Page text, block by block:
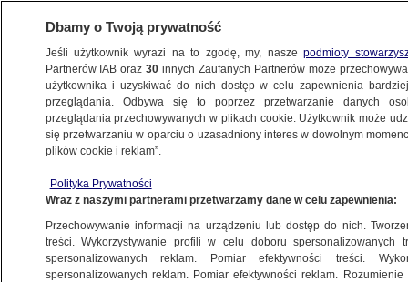
KULTURA I STYL
Wybrzeże, Jodie Foster z Honorową Złotą
Palmą. Cannes bez Polaków
Tomasz-Marcin Wrona
Dbamy o Twoją prywatność
Jeśli użytkownik wyrazi na to zgodę, my, naszepodmioty
Partnerów IAB oraz30 innych Zaufanych Partnerów może
użytkownika i uzyskiwać do nich dostęp w celu zapewnienia
przeglądania. Odbywa się to poprzez przetwarzanie danych
przeglądania przechowywanych w plikach cookie. Użytkownik może
się przetwarzaniu w oparciu o uzasadniony interes w dowolnym
plików cookie i reklam”.
Polityka Prywatności
Wraz z naszymi partnerami przetwarzamy dane w celu zapewnienia:
Przechowywanie informacji na urządzeniu lub dostęp do nich.
treści. Wykorzystywanie profili w celu doboru spersonalizowanych
spersonalizowanych reklam. Pomiar efektywności treści.
spersonalizowanych reklam. Pomiar efektywności reklam.